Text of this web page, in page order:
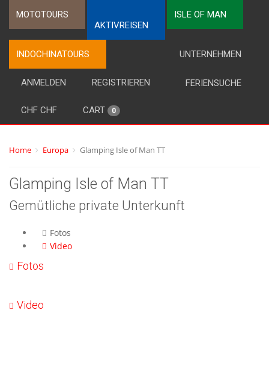
MOTOTOURS
AKTIVREISEN
ISLE OF MAN
INDOCHINATOURS UNTERNEHMEN
FERIENSUCHE
ANMELDEN REGISTRIEREN
CHF CHF CART 0
Home Europa Glamping Isle of Man TT
Glamping Isle of Man TT
Gemütliche private Unterkunft
Fotos
Video
Fotos
Video